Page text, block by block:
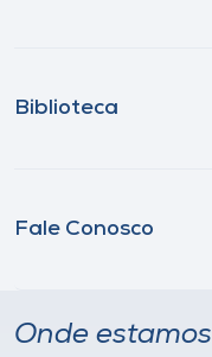
Biblioteca
Fale Conosco
Onde estamos